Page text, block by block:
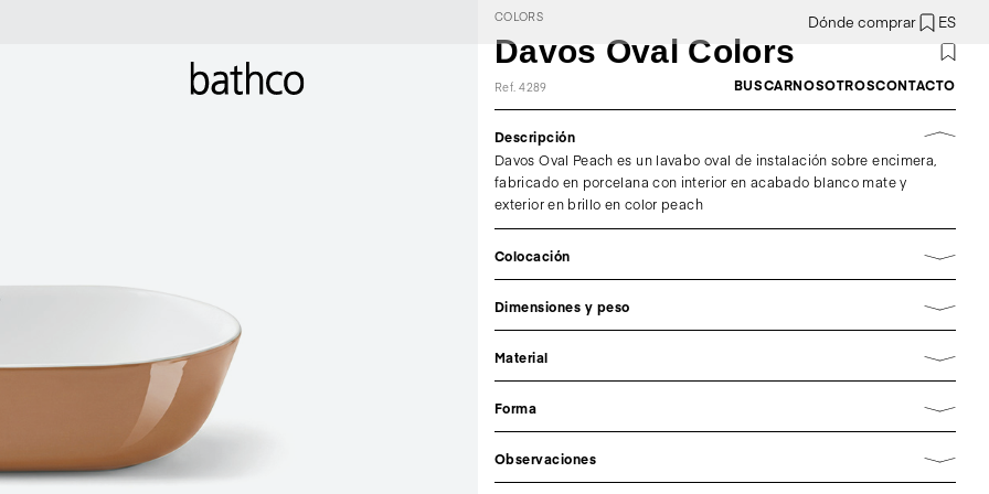
Dónde comprar ES
BUSCARNOSOTROSCONTACTO
COLORS
Davos Oval Colors
Ref. 4289
Descripción
Davos Oval Peach es un lavabo oval de instalación sobre encimera,
fabricado en porcelana con interior en acabado blanco mate y
exterior en brillo en color peach
Colocación
Dimensiones y peso
Material
Forma
Observaciones